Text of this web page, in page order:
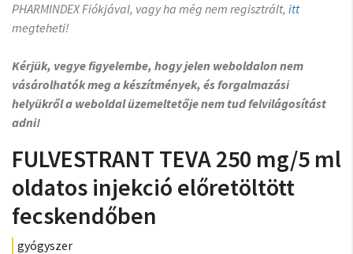
PHARMINDEX Fiókjával, vagy ha még nem regisztrált, itt
megteheti!
Kérjük, vegye figyelembe, hogy jelen weboldalon nem
vásárolhatók meg a készítmények, és forgalmazási
helyükről a weboldal üzemeltetője nem tud felvilágosítást
adni!
FULVESTRANT TEVA 250 mg/5 ml
oldatos injekció előretöltött
fecskendőben
gyógyszer